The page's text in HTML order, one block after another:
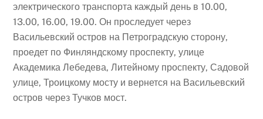
электрического транспорта каждый день в 10.00,
13.00, 16.00, 19.00. Он проследует через
Васильевский остров на Петроградскую сторону,
проедет по Финляндскому проспекту, улице
Академика Лебедева, Литейному проспекту, Садовой
улице, Троицкому мосту и вернется на Васильевский
остров через Тучков мост.